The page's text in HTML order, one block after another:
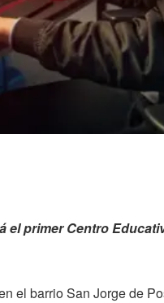
primer Centro
el barrio San Jorge de